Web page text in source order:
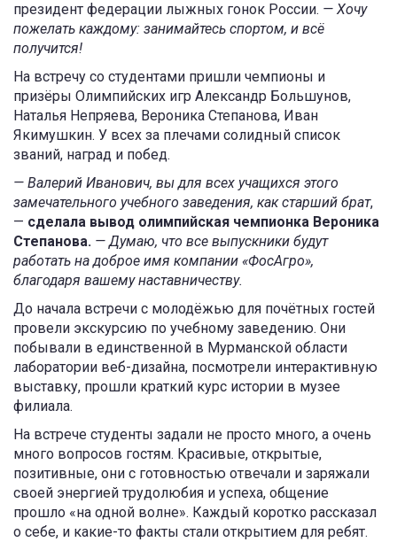
президент федерации лыжных гонок России. — Хочу
пожелать каждому: занимайтесь спортом, и всё
получится!
На встречу со студентами пришли чемпионы и
призёры Олимпийских игр Александр Большунов,
Наталья Непряева, Вероника Степанова, Иван
Якимушкин. У всех за плечами солидный список
званий, наград и побед.
— Валерий Иванович, вы для всех учащихся этого
замечательного учебного заведения, как старший брат,
— сделала вывод олимпийская чемпионка Вероника
Степанова. — Думаю, что все выпускники будут
работать на доброе имя компании «ФосАгро»,
благодаря вашему наставничеству.
До начала встречи с молодёжью для почётных гостей
провели экскурсию по учебному заведению. Они
побывали в единственной в Мурманской области
лаборатории веб-дизайна, посмотрели интерактивную
выставку, прошли краткий курс истории в музее
филиала.
На встрече студенты задали не просто много, а очень
много вопросов гостям. Красивые, открытые,
позитивные, они с готовностью отвечали и заряжали
своей энергией трудолюбия и успеха, общение
прошло «на одной волне». Каждый коротко рассказал
о себе, и какие-то факты стали открытием для ребят.